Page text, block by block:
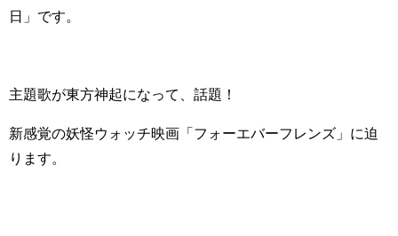
日」です。
主題歌が東方神起になって、話題！
新感覚の妖怪ウォッチ映画「フォーエバーフレンズ」に迫
ります。